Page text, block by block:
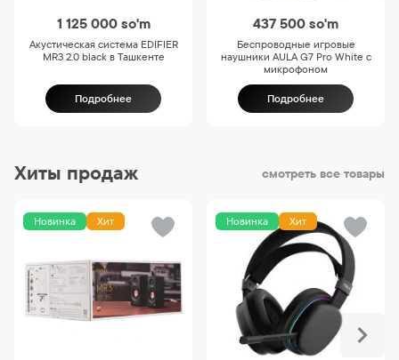
1 125 000 so'm
Акустическая система EDIFIER
MR3 2.0 black в Ташкенте
Подробнее
437 500so'm
Беспроводные игровые
наушники AULA G7 Pro White с
микрофоном
Подробнее
Хиты продаж смотреть все товары
Новинка Хит Новинка Хит